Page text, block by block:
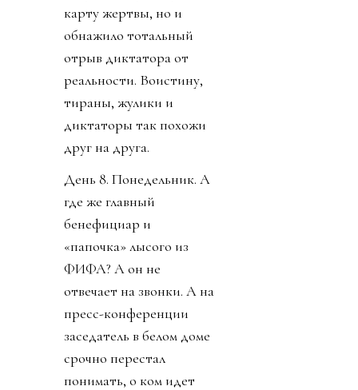
карту жертвы, но и
обнажило тотальный
отрыв диктатора от
реальности. Воистину,
тираны, жулики и
диктаторы так похожи
друг на друга.
День 8. Понедельник. А
где же главный
бенефициар и
«папочка» лысого из
ФИФА? А он не
отвечает на звонки. А на
пресс-конференции
заседатель в белом доме
срочно перестал
понимать, о ком идет